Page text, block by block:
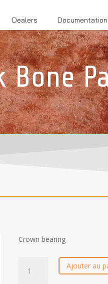
Dealers Documentation
Bone
Crown bearing
bearing
Ajouter au